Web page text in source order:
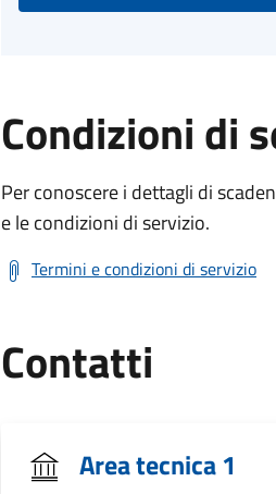
Condizioni di
Per conoscere i dettagli di
e le condizioni di servizio.
Termini e condizioni di servizio
Contatti
Area tecnica 1